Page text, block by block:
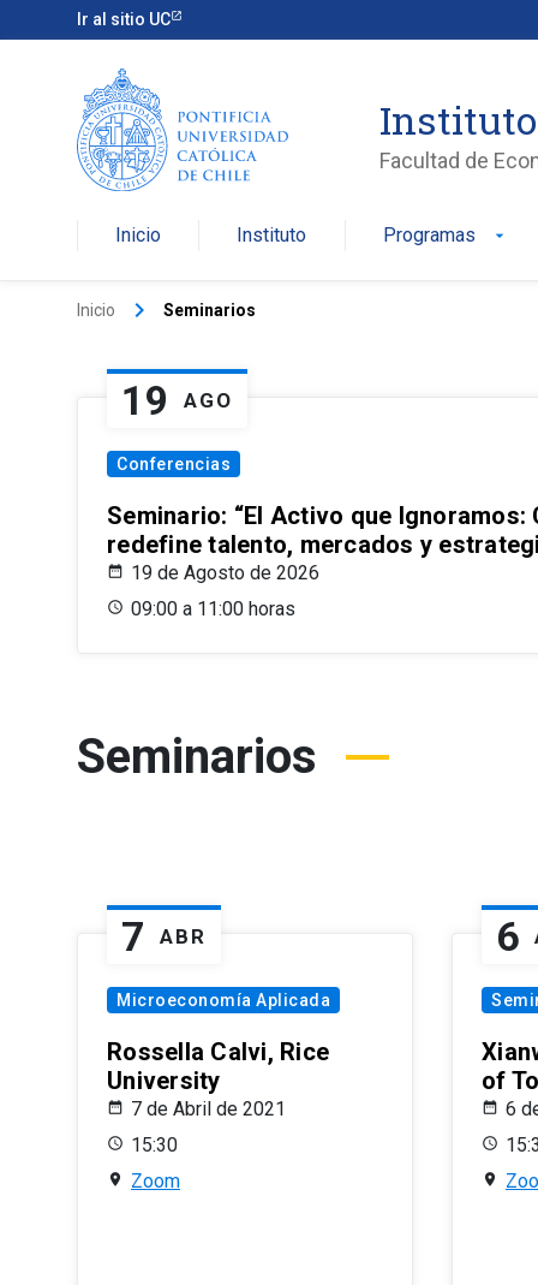
Ir al sitio UC
Facultad de
Inicio Instituto Programas arrow_drop_down
Inicio keyboard_arrow_right Seminarios
19 AGO
Conferencias
Seminario: “El Activo que
redefine talento, mercados y
19 de Agosto de 2026
09:00 a 11:00 horas
Seminarios
7 ABR
Microeconomía Aplicada
Rossella Calvi, Rice
University
7 de Abril de 2021
15:30
Zoom
6
of
6